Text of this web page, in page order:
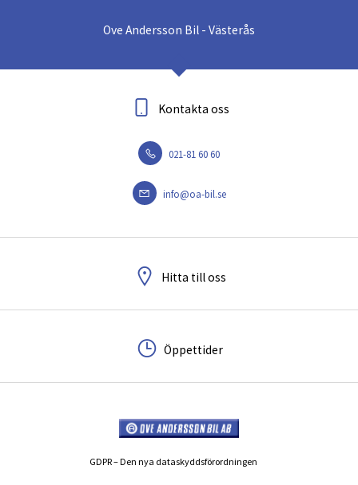
Ove Andersson Bil - Västerås
Kontakta oss
021-81 60 60
info@oa-bil.se
Hitta till oss
Öppettider
GDPR – Den nya dataskyddsförordningen